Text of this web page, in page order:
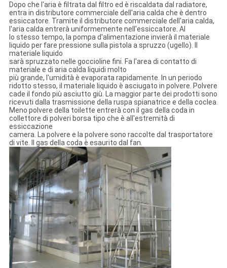
Dopo che l'aria è filtrata dal filtro ed è riscaldata dal radiatore,
entra in distributore commerciale dell'aria calda che è dentro
essiccatore. Tramite il distributore commerciale dell'aria calda,
l'aria calda entrerà uniformemente nell'essiccatore. Al
lo stesso tempo, la pompa d'alimentazione invierà il materiale
liquido per fare pressione sulla pistola a spruzzo (ugello). Il
materiale liquido
sarà spruzzato nelle goccioline fini. Fa l'area di contatto di
materiale e di aria calda liquidi molto
più grande, l'umidità è evaporata rapidamente. In un periodo
ridotto stesso, il materiale liquido è asciugato in polvere. Polvere
cade il fondo più asciutto giù. La maggior parte dei prodotti sono
ricevuti dalla trasmissione della ruspa spianatrice e della coclea.
Meno polvere della toilette entrerà con il gas della coda in
collettore di polveri borsa tipo che è all'estremità di
essiccazione
camera. La polvere e la polvere sono raccolte dal trasportatore
di vite. Il gas della coda è esaurito dal fan.